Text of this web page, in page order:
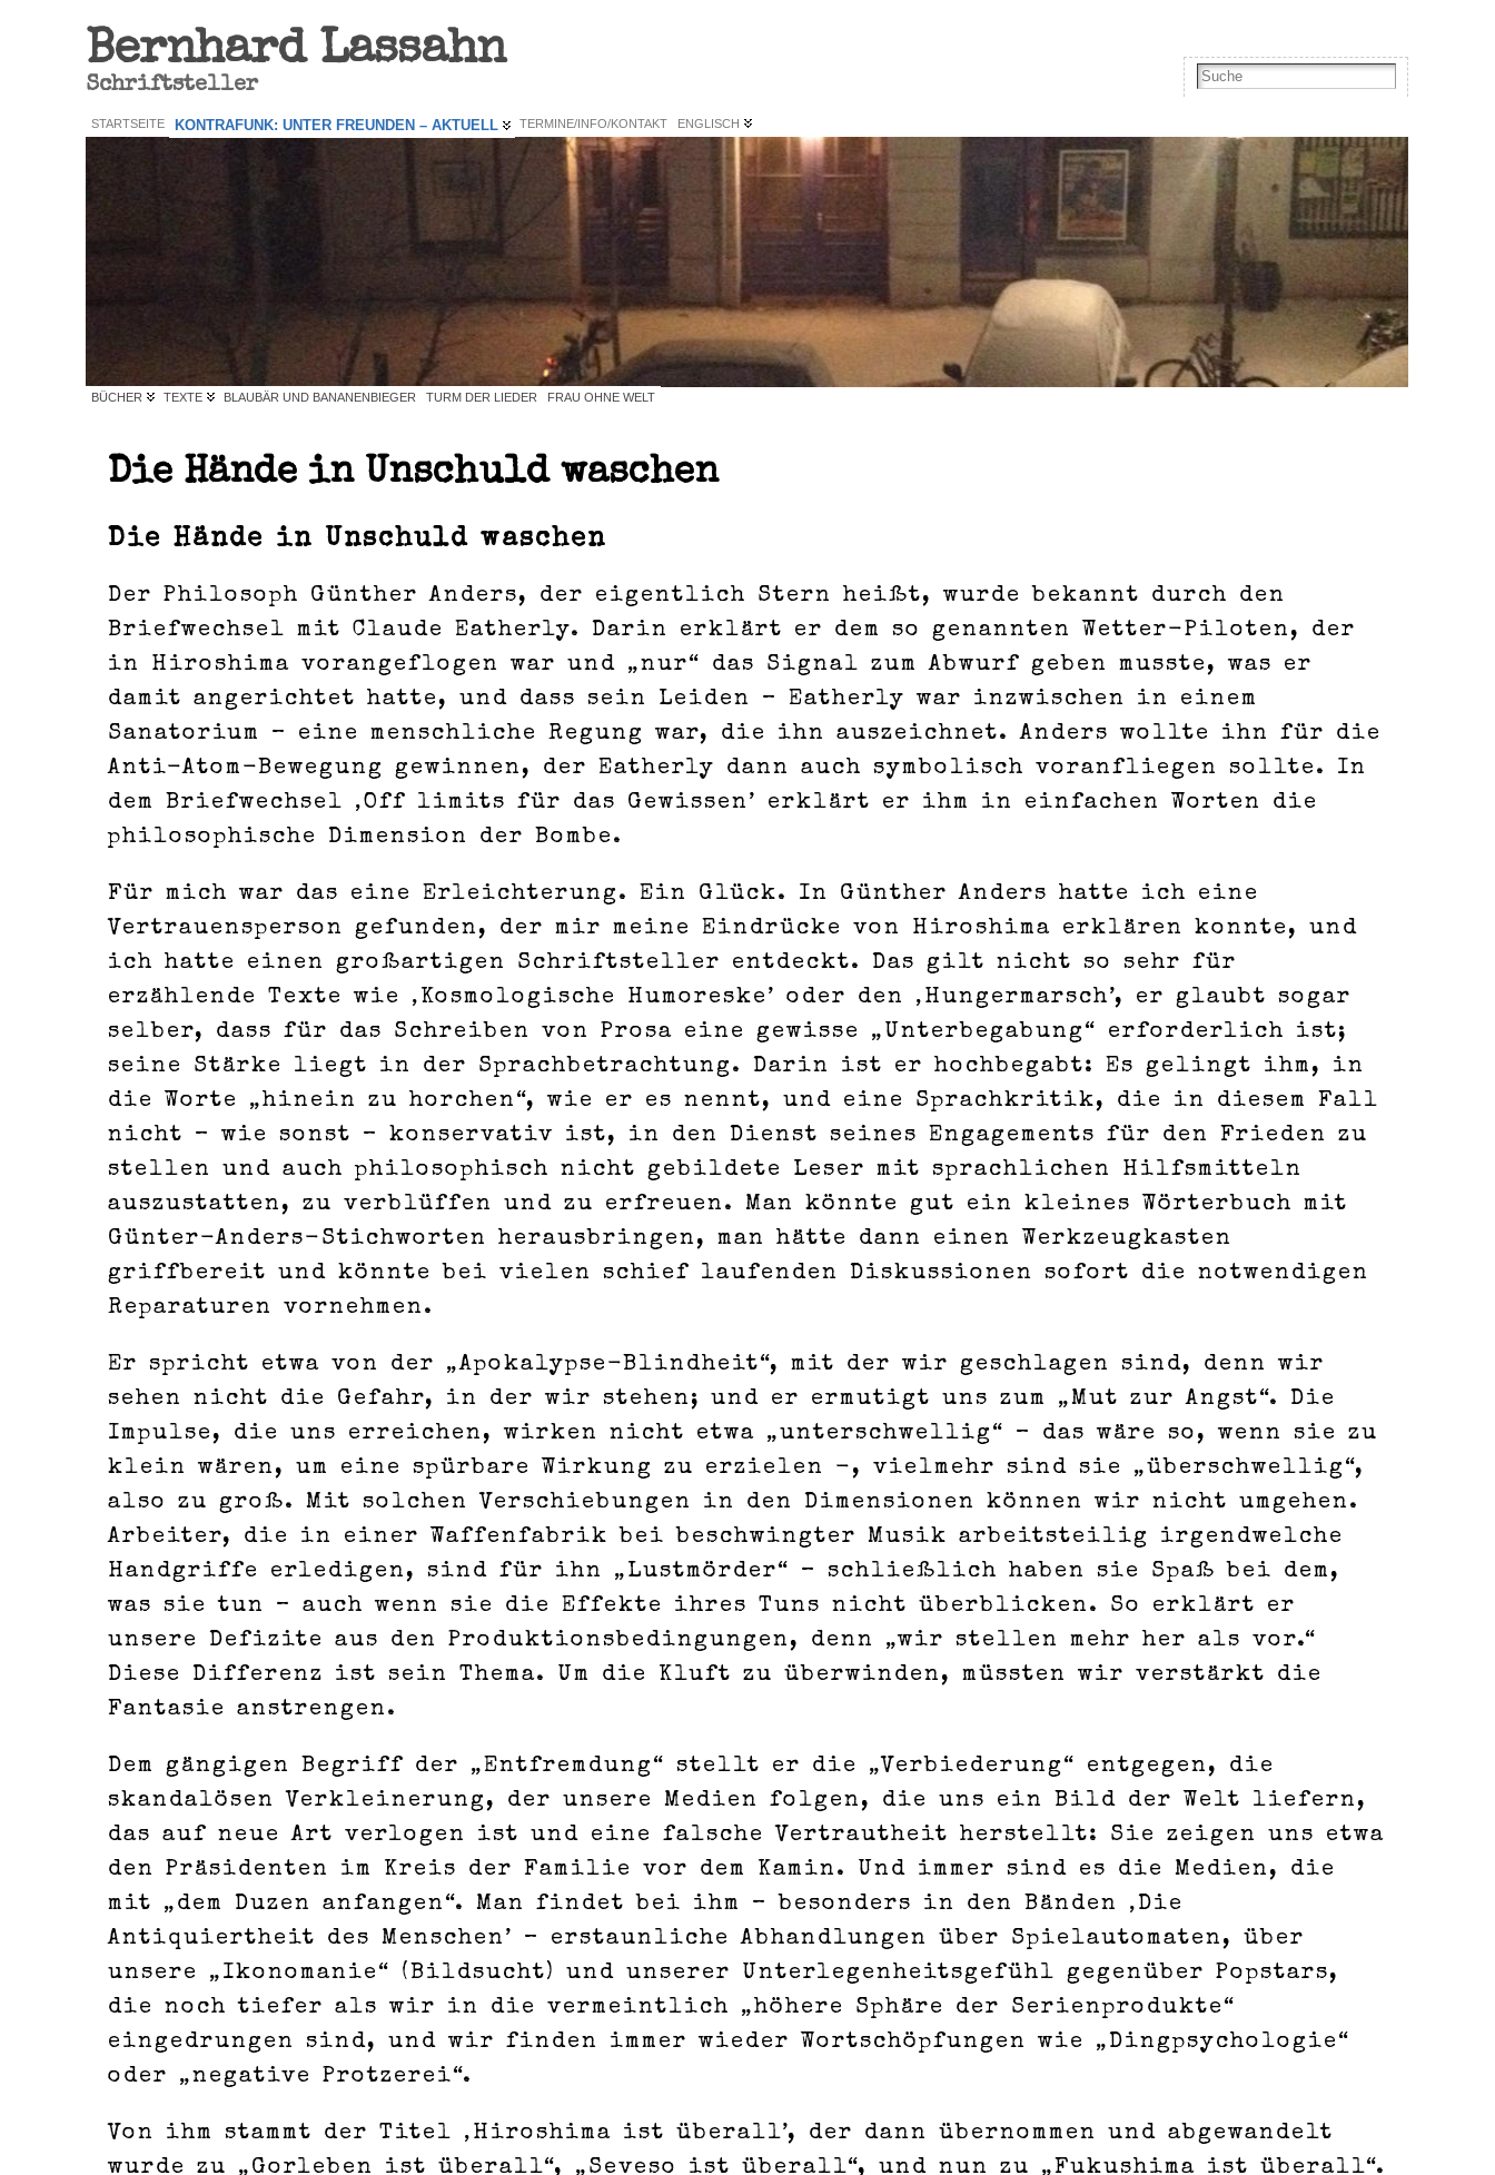
Bernhard Lassahn
Schriftsteller
STARTSEITE KONTRAFUNK: UNTER FREUNDEN – AKTUELL TERMINE/INFO/KONTAKT ENGLISCH
BÜCHER TEXTE BLAUBÄR UND BANANENBIEGER TURM DER LIEDER FRAU OHNE WELT
Die Hände in Unschuld waschen
Die Hände in Unschuld waschen
Der Philosoph Günther Anders, der eigentlich Stern heißt, wurde bekannt durch den
Briefwechsel mit Claude Eatherly. Darin erklärt er dem so genannten Wetter-Piloten, der
in Hiroshima vorangeflogen war und „nur“ das Signal zum Abwurf geben musste, was er
damit angerichtet hatte, und dass sein Leiden – Eatherly war inzwischen in einem
Sanatorium – eine menschliche Regung war, die ihn auszeichnet. Anders wollte ihn für die
Anti-Atom-Bewegung gewinnen, der Eatherly dann auch symbolisch voranfliegen sollte. In
dem Briefwechsel ‚Off limits für das Gewissen’ erklärt er ihm in einfachen Worten die
philosophische Dimension der Bombe.
Für mich war das eine Erleichterung. Ein Glück. In Günther Anders hatte ich eine
Vertrauensperson gefunden, der mir meine Eindrücke von Hiroshima erklären konnte, und
ich hatte einen großartigen Schriftsteller entdeckt. Das gilt nicht so sehr für
erzählende Texte wie ‚Kosmologische Humoreske’ oder den ‚Hungermarsch’, er glaubt sogar
selber, dass für das Schreiben von Prosa eine gewisse „Unterbegabung“ erforderlich ist;
seine Stärke liegt in der Sprachbetrachtung. Darin ist er hochbegabt: Es gelingt ihm, in
die Worte „hinein zu horchen“, wie er es nennt, und eine Sprachkritik, die in diesem Fall
nicht – wie sonst – konservativ ist, in den Dienst seines Engagements für den Frieden zu
stellen und auch philosophisch nicht gebildete Leser mit sprachlichen Hilfsmitteln
auszustatten, zu verblüffen und zu erfreuen. Man könnte gut ein kleines Wörterbuch mit
Günter-Anders-Stichworten herausbringen, man hätte dann einen Werkzeugkasten
griffbereit und könnte bei vielen schief laufenden Diskussionen sofort die notwendigen
Reparaturen vornehmen.
Er spricht etwa von der „Apokalypse-Blindheit“, mit der wir geschlagen sind, denn wir
sehen nicht die Gefahr, in der wir stehen; und er ermutigt uns zum „Mut zur Angst“. Die
Impulse, die uns erreichen, wirken nicht etwa „unterschwellig“ – das wäre so, wenn sie zu
klein wären, um eine spürbare Wirkung zu erzielen -, vielmehr sind sie „überschwellig“,
also zu groß. Mit solchen Verschiebungen in den Dimensionen können wir nicht umgehen.
Arbeiter, die in einer Waffenfabrik bei beschwingter Musik arbeitsteilig irgendwelche
Handgriffe erledigen, sind für ihn „Lustmörder“ – schließlich haben sie Spaß bei dem,
was sie tun – auch wenn sie die Effekte ihres Tuns nicht überblicken. So erklärt er
unsere Defizite aus den Produktionsbedingungen, denn „wir stellen mehr her als vor.“
Diese Differenz ist sein Thema. Um die Kluft zu überwinden, müssten wir verstärkt die
Fantasie anstrengen.
Dem gängigen Begriff der „Entfremdung“ stellt er die „Verbiederung“ entgegen, die
skandalösen Verkleinerung, der unsere Medien folgen, die uns ein Bild der Welt liefern,
das auf neue Art verlogen ist und eine falsche Vertrautheit herstellt: Sie zeigen uns etwa
den Präsidenten im Kreis der Familie vor dem Kamin. Und immer sind es die Medien, die
mit „dem Duzen anfangen“. Man findet bei ihm – besonders in den Bänden ‚Die
Antiquiertheit des Menschen’ – erstaunliche Abhandlungen über Spielautomaten, über
unsere „Ikonomanie“ (Bildsucht) und unserer Unterlegenheitsgefühl gegenüber Popstars,
die noch tiefer als wir in die vermeintlich „höhere Sphäre der Serienprodukte“
eingedrungen sind, und wir finden immer wieder Wortschöpfungen wie „Dingpsychologie“
oder „negative Protzerei“.
Von ihm stammt der Titel ‚Hiroshima ist überall’, der dann übernommen und abgewandelt
wurde zu „Gorleben ist überall“, „Seveso ist überall“, und nun zu „Fukushima ist überall“.